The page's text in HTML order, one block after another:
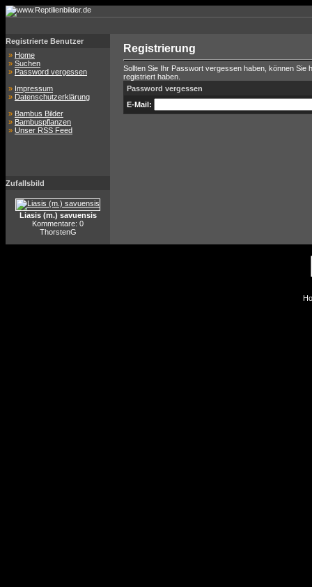
Registrierte Benutzer
» Home
» Suchen
» Password vergessen
» Impressum
» Datenschutzerklärung
» Bambus Bilder
» Bambuspflanzen
» Unser RSS Feed
Zufallsbild
Liasis (m.) savuensis
Kommentare: 0
ThorstenG
Registrierung
Sollten Sie Ihr Passwort vergessen haben, können Sie
registriert haben.
Password vergessen
E-Mail: